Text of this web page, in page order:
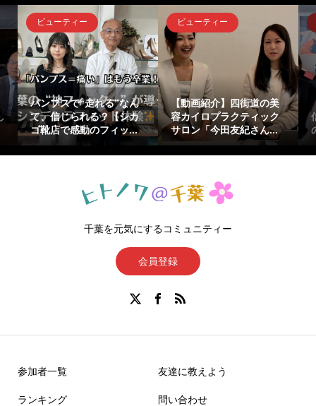
ビューティー
パンプスで“走れる”なん
て、信じられる？【シカ
ゴ靴店で感動のフィッ...
ビューティー
【動画紹介】四街道の美
容カイロプラクティック
サロン「今田友紀さん...
千葉を元気にするコミュニティー
会員登録
参加者一覧
ランキング
友達に教えよう
問い合わせ